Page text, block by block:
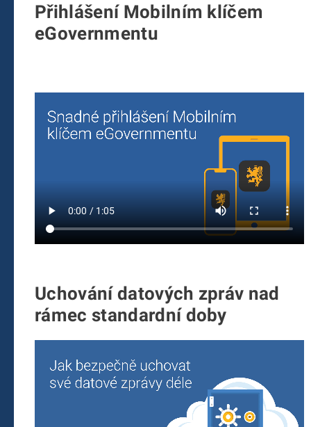
Přihlášení Mobilním klíčem
eGovernmentu
Uchování datových zpráv nad
rámec standardní doby